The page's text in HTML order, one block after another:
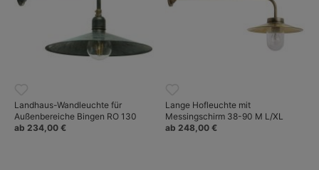
Landhaus-Wandleuchte für
Außenbereiche Bingen RO 130
ab 234,00 €
Lange Hofleuchte mit
Messingschirm 38-90 M L/XL
ab 248,00 €